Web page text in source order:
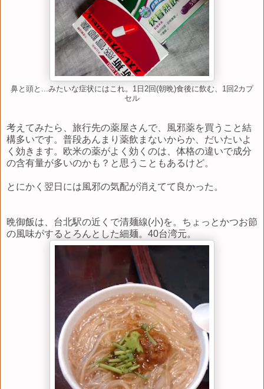
鼻と頭と...みたいな症状にはこれ。1日2回(朝晩)食後に飲む、1回2カプ
セル
考えてみたら、旅行先の薬屋さんで、風邪薬を買うこと結
構多いです。普段あんまり薬飲まないからか、だいたいよ
く効きます。欧米の薬がよく効くのは、体格の違いで成分
の含有量が多いのかも？と思うこともあるけど。
とにかく翌日には風邪の気配が消えてて良かった。
晩御飯は、台北駅の近くで清麺線(小)を。ちょっとかつお節
の風味がするとろんとした細麺。40台湾元。